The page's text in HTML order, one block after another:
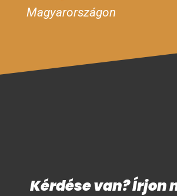
Magyarországon
Kérdése van? Írjon